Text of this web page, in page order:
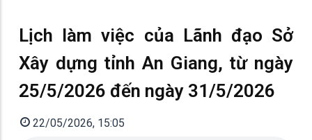
Lịch làm việc của Lãnh đạo Sở
Xây dựng tỉnh An Giang, từ ngày
25/5/2026 đến ngày 31/5/2026
22/05/2026, 15:05